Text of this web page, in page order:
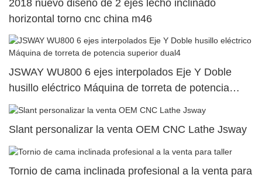
2018 nuevo diseño de 2 ejes lecho inclinado
horizontal torno cnc china m46
JSWAY WU800 6 ejes interpolados Eje Y Doble
husillo eléctrico Máquina de torreta de potencia
superior dual4
Slant personalizar la venta OEM CNC Lathe Jsway
Tornio de cama inclinada profesional a la venta para